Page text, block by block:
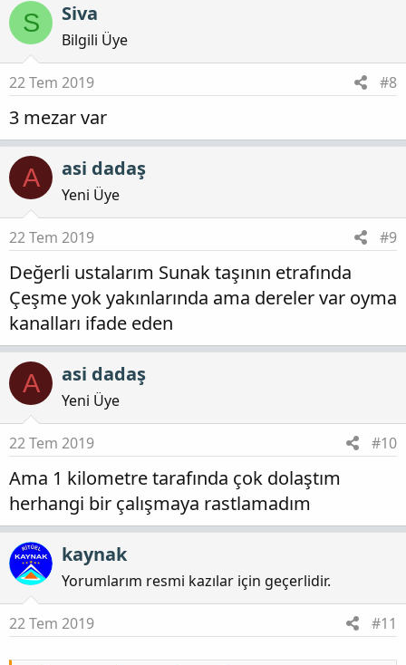
S Siva
Bilgili Üye
22 Tem 2019 #8
3 mezar var
A asi dadaş
Yeni Üye
22 Tem 2019 #9
Değerli ustalarım Sunak taşının etrafında
Çeşme yok yakınlarında ama dereler var oyma
kanalları ifade eden
A asi dadaş
Yeni Üye
22 Tem 2019 #10
Ama 1 kilometre tarafında çok dolaştım
herhangi bir çalışmaya rastlamadım
kaynak
Yorumlarım resmi kazılar için geçerlidir.
22 Tem 2019 #11